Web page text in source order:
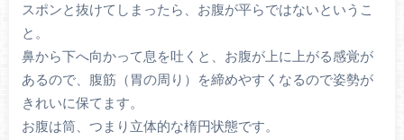
スポンと抜けてしまったら、お腹が平らではないというこ
と。
鼻から下へ向かって息を吐くと、お腹が上に上がる感覚が
あるので、腹筋（胃の周り）を締めやすくなるので姿勢が
きれいに保てます。
お腹は筒、つまり立体的な楕円状態です。